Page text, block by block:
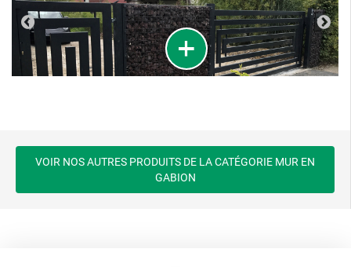
VOIR NOS AUTRES PRODUITS DE LA CATÉGORIE MUR EN
GABION